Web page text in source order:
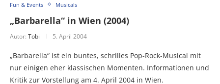
Fun & Events Musicals
„Barbarella“ in Wien (2004)
Autor: Tobi 5. April 2004
„Barbarella“ ist ein buntes, schrilles Pop-Rock-Musical mit
nur einigen eher klassischen Momenten. Informationen und
Kritik zur Vorstellung am 4. April 2004 in Wien.